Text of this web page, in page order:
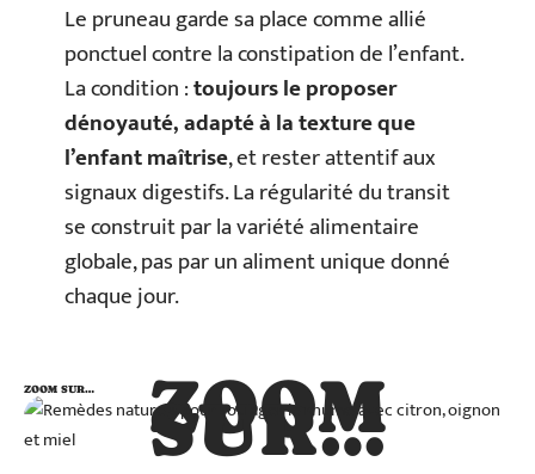
Le pruneau garde sa place comme allié
ponctuel contre la constipation de l’enfant.
La condition :toujours le proposer
dénoyauté, adapté à la texture que
l’enfant maîtrise, et rester attentif aux
signaux digestifs. La régularité du transit
se construit par la variété alimentaire
globale, pas par un aliment unique donné
chaque jour.
ZOOM
SUR…
ZOOM SUR…